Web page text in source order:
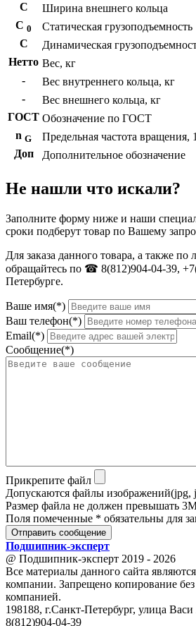
С
Ширина внешнего кольца
С 0 Статическая грузоподъемность
C
Динамическая
Нетто Вес, кг
-
Вес внутреннего кольца, кг
-
Вес внешнего кольца, кг
ГОСТ Обозначение по ГОСТ
n G
Предельная частота вращения,
Доп
Дополнительное обозначение
Не нашли что искали?
Заполните форму ниже и наши
сроки подберут товар по Вашему
Для заказа данного товара, а также
обращайтесь по ☎ 8(812)904-04-39,
Петербурге.
Ваше имя(*)
Ваш телефон(*)
Email(*)
Сообщение(*)
Прикрепите файл
Допускаются файлы изображений(jpg,
Размер файла не должен превышать
Поля помеченные * обязательны для
Отправить сообщение
Подшипник-эксперт
@ Подшипник-эксперт 2019 - 2026
Все материалы данного сайта
компании. Запрещено копирование без
компанией.
198188, г.Санкт-Петербург, улица
8(812)904-04-39